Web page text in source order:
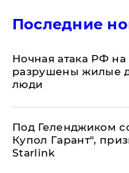
Последние
​Ночная атака РФ
разрушены жилые
люди
Под Геленджиком
Купол Гарант",
Starlink